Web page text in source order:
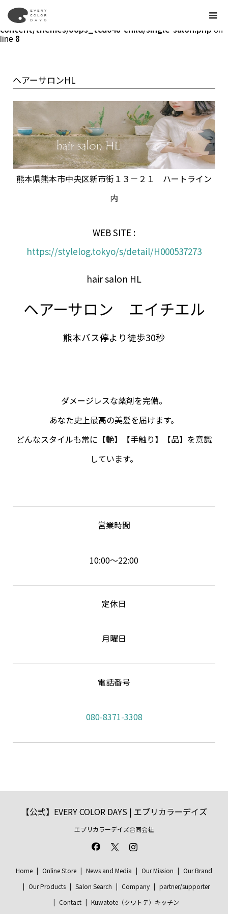
Warning: Undefined array key "show_tag" in
/home/ecd318/everycolordays.jp/public_html/wp-
content/themes/oops_tcd048-child/single-salon.php on
line 8
ヘアーサロンHL
熊本県熊本市中央区新市街１３－２１ ハートライン
内
WEB SITE :
https://stylelog.tokyo/s/detail/H000537273
hair salon HL
ヘアーサロン エイチエル
熊本バス停より徒歩30秒
ダメージレスな薬剤を完備。
あなた史上最高の美髪を届けます。
どんなスタイルも常に【艶】【手触り】【品】を意識
しています。
営業時間
10:00～22:00
定休日
月曜日
電話番号
080-8371-3308
【公式】EVERY COLOR DAYS | エブリカラーデイズ
エブリカラーデイズ合同会社
Home Online Store News and Media Our Mission
Our Brand
Our Products
Salon Search Company
partner/supporter
Contact
Kuwatote（クワトテ）キッチン